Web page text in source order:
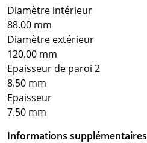
Diamètre intérieur
88.00 mm
Diamètre extérieur
120.00 mm
Epaisseur de paroi 2
8.50 mm
Epaisseur
7.50 mm
Informations supplémentaires